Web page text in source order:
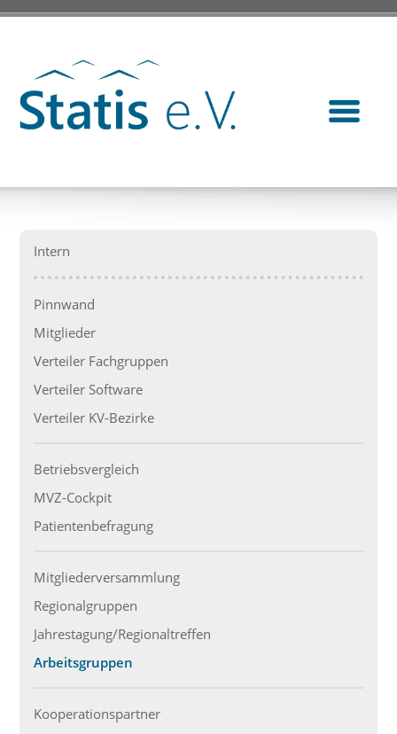
Intern
Pinnwand
Mitglieder
Verteiler Fachgruppen
Verteiler Software
Verteiler KV-Bezirke
Betriebsvergleich
MVZ-Cockpit
Patientenbefragung
Mitgliederversammlung
Regionalgruppen
Jahrestagung/Regionaltreffen
Arbeitsgruppen
Kooperationspartner